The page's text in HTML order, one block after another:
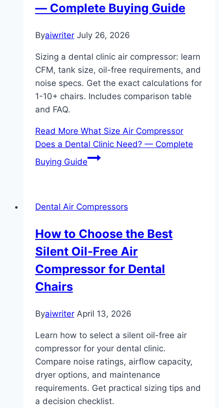
— Complete Buying Guide
Byaiwriter July 26, 2026
Sizing a dental clinic air compressor: learn
CFM, tank size, oil-free requirements, and
noise specs. Get the exact calculations for
1-10+ chairs. Includes comparison table
and FAQ.
Read More What Size Air Compressor
Does a Dental Clinic Need? — Complete
Buying Guide
Dental Air Compressors
How to Choose the Best
Silent Oil-Free Air
Compressor for Dental
Chairs
Byaiwriter April 13, 2026
Learn how to select a silent oil-free air
compressor for your dental clinic.
Compare noise ratings, airflow capacity,
dryer options, and maintenance
requirements. Get practical sizing tips and
a decision checklist.